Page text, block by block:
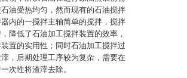
油受热均匀，然而现有的石油搅拌
内的一搅拌主轴简单的搅拌，搅拌
降低了石油加工搅拌装置的效率，
置的实用性；同时石油加工搅拌过
，后期处理工序较为复杂，需要在
次性将渣滓去除。